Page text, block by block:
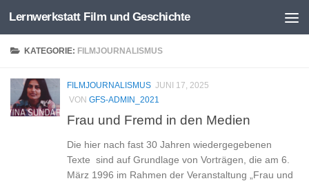
Zum Inhalt springen
Lernwerkstatt Film und Geschichte
KATEGORIE: FILMJOURNALISMUS
FILMJOURNALISMUS JUNI 17, 2025
VON GFS-ADMIN_2021
Frau und Fremd in den Medien
Die hier nach fast 30 Jahren wiedergegebenen
Texte sind auf Grundlage von Vorträgen, die am 6.
März 1996 im Rahmen der Veranstaltung „Frau und